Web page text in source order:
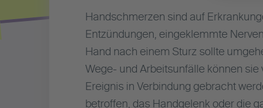
Handschmerzen sind auf
Entzündungen, eingeklemmte
Hand nach einem Sturz sollte
Wege- und Arbeitsunfälle können
Ereignis in Verbindung gebracht
betroffen, das Handgelenk oder die